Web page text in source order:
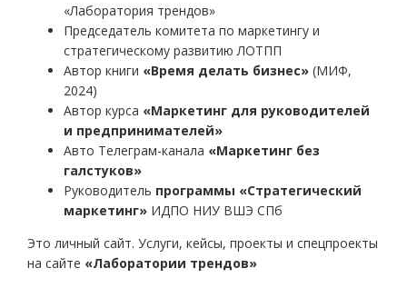
«Лаборатория трендов»
Председатель комитета по маркетингу и
стратегическому развитию ЛОТПП
Автор книги «Время делать бизнес» (МИФ,
2024)
Автор курса «Маркетинг для руководителей
и предпринимателей»
Авто Телеграм-канала «Маркетинг без
галстуков»
Руководитель программы «Стратегический
маркетинг» ИДПО НИУ ВШЭ СПб
Это личный сайт. Услуги, кейсы, проекты и спецпроекты
на сайте «Лаборатории трендов»